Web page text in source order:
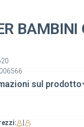
BAMBINI
sul prodotto